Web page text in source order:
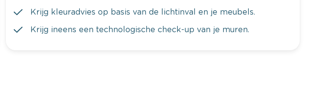
Krijg kleuradvies op basis van de lichtinval en je meubels.
Krijg ineens een technologische check-up van je muren.